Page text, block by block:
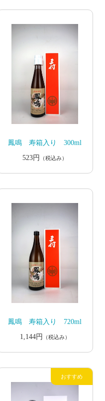
鳳鳴 寿箱入り 300ml
523円
（税込み）
鳳鳴 寿箱入り 720ml
1,144円
（税込み）